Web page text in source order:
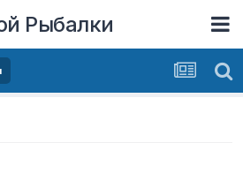
Рыбалки